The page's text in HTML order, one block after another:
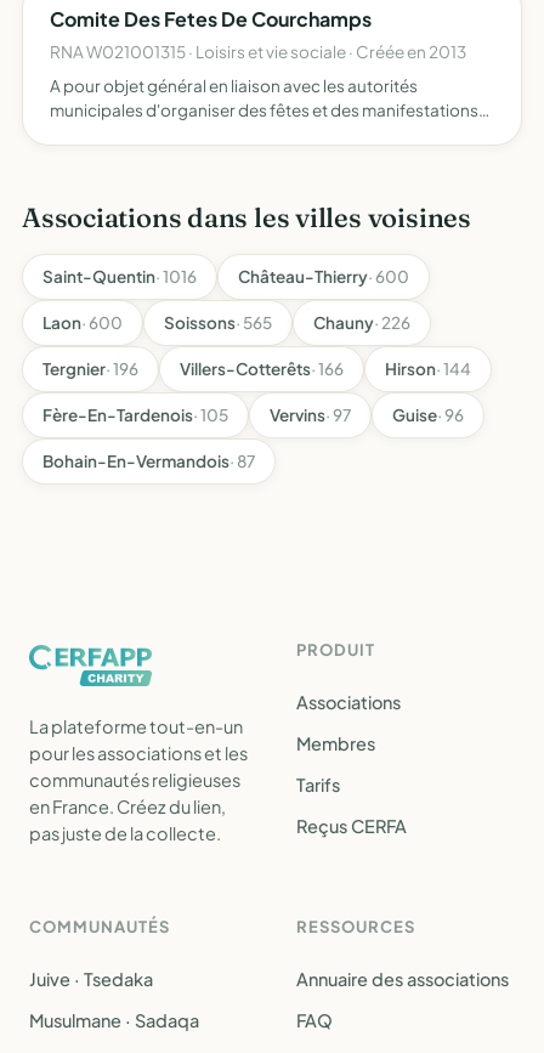
Comite Des Fetes De Courchamps
RNA W021001315 · Loisirs et vie sociale · Créée en 2013
A pour objet général en liaison avec les autorités
municipales d'organiser des fêtes et des manifestations
Associations dans les villes voisines
Saint-Quentin· 1016 Château-Thierry· 600
Laon· 600 Soissons· 565 Chauny· 226
Tergnier· 196 Villers-Cotterêts· 166 Hirson· 144
Fère-En-Tardenois· 105 Vervins· 97 Guise· 96
Bohain-En-Vermandois· 87
La plateforme tout-en-un
pour les associations et les
communautés religieuses
en France. Créez du lien,
pas juste de la collecte.
PRODUIT
Associations
Membres
Tarifs
Reçus CERFA
COMMUNAUTÉS
Juive · Tsedaka
Musulmane · Sadaqa
RESSOURCES
Annuaire des associations
FAQ